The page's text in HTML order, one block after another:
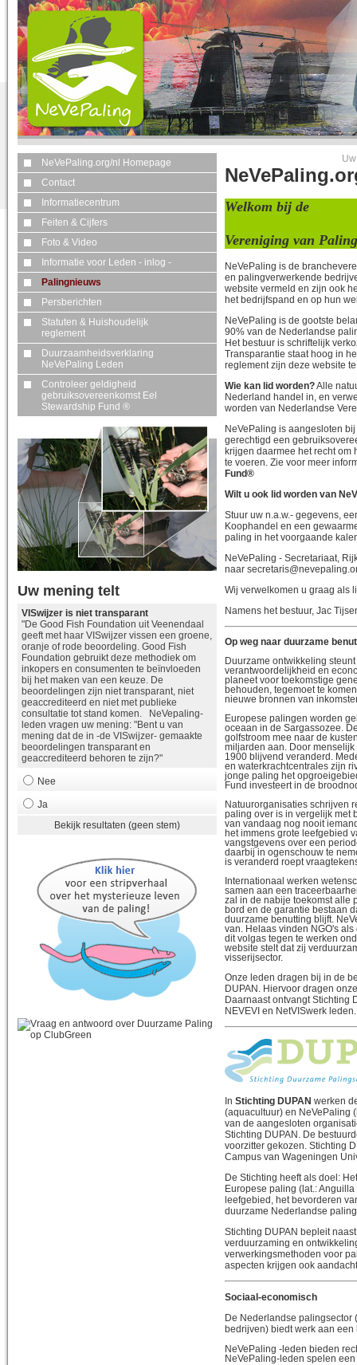
NeVePaling.org/nl Homepage
Contact
Informatiecentrum
Feiten & Cijfers
Foto & Video
Informatie voor Leden - inlog -
Palingnieuws
Persberichten
Statuten & Huishoudelijk
reglement
Duurzaamheidsverklaring
NeVePaling Leden
Controleer geldigheid
gebruiksovereenkomst Eel
Stewardship Fund ®
Uw mening telt
VISwijzer is niet transparant
"De Good Fish Foundation uit Veenendaal
geeft met haar VISwijzer vissen een groene,
oranje of rode beoordeling. Good Fish
Foundation gebruikt deze methodiek om
inkopers en consumenten te beïnvloeden
bij het maken van een keuze. De
beoordelingen zijn niet transparant, niet
geaccrediteerd en niet met publieke
consultatie tot stand komen. NeVepaling-
leden vragen uw mening: "Bent u van
mening dat de in -de VISwijzer- gemaakte
beoordelingen transparant en
geaccrediteerd behoren te zijn?"
Nee
Ja
Bekijk resultaten (geen stem)
Welkom bij de
Vereniging van
NeVePaling is de
en palingverwerkende
website vermeld en zijn ook
het bedrijfspand en op hun
NeVePaling is de gootste
90% van de Nederlandse
Het bestuur is schriftelijk
Transparantie staat hoog in
reglement zijn deze website
Wie kan lid worden?Alle
Nederland handel in, en
worden van Nederlandse
NeVePaling is aangesloten
gerechtigd een
krijgen daarmee het recht om
te voeren. Zie voor meer
Fund®
Wilt u ook lid worden van
Stuur uw n.a.w.- gegevens,
Koophandel en een
paling in het voorgaande
NeVePaling - Secretariaat,
naar
Wij verwelkomen u graag als
Namens het bestuur, Jac
Op weg naar duurzame
Duurzame ontwikkeling
verantwoordelijkheid en
planeet voor toekomstige
behouden, tegemoet te
nieuwe bronnen van
Europese palingen worden
oceaan in de Sargassozee.
golfstroom mee naar de
miljarden aan. Door
1900 blijvend veranderd.
en waterkrachtcentrales zijn
jonge paling het
Fund investeert in de
Natuurorganisaties schrijven
paling over is in vergelijk met
van vandaag nog nooit
het immens grote leefgebied
vangstgevens over een
daarbij in ogenschouw te
is veranderd roept
Internationaal werken
samen aan een
zal in de nabije toekomst alle
bord en de garantie bestaan
duurzame benutting blijft.
van. Helaas vinden NGO's
dit volgas tegen te werken
website stelt dat zij
visserijsector.
Onze leden dragen bij in de
DUPAN. Hiervoor dragen
Daarnaast ontvangt Stichting
NEVEVI en NetVISwerk leden.
In Stichting DUPAN werken
(aquacultuur) en NeVePaling
van de aangesloten
Stichting DUPAN. De
voorzitter gekozen. Stichting
Campus van Wageningen
De Stichting heeft als doel:
Europese paling (lat.:
leefgebied, het bevorderen
duurzame Nederlandse
Stichting DUPAN bepleit
verduurzaming en
verwerkingsmethoden voor
aspecten krijgen ook
Sociaal-economisch
De Nederlandse
bedrijven) biedt werk aan
NeVePaling -leden bieden
NeVePaling-leden spelen